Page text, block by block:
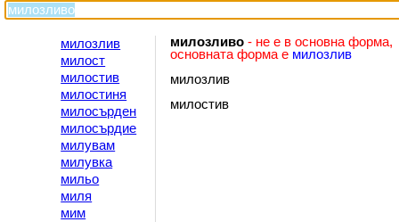
милозлив
милост
милостив
милостиня
милосърден
милосърдие
милувам
милувка
мильо
миля
мим
милозливо - не е в основна форма,
основната форма е милозлив
милозлив
милостив